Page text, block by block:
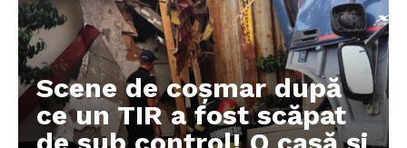
Scene de coșmar după
ce un TIR a fost scăpat